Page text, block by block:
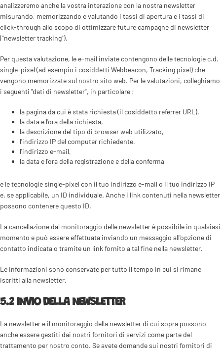
analizzeremo anche la vostra interazione con la nostra newsletter
misurando, memorizzando e valutando i tassi di apertura e i tassi di
click-through allo scopo di ottimizzare future campagne di newsletter
("newsletter tracking").
Per questa valutazione, le e-mail inviate contengono delle tecnologie c.d.
single-pixel (ad esempio i cosiddetti Webbeacon, Tracking pixel) che
vengono memorizzate sul nostro sito web. Per le valutazioni, colleghiamo
i seguenti "dati di newsletter", in particolare :
la pagina da cui è stata richiesta (il cosiddetto referrer URL),
la data e l'ora della richiesta,
la descrizione del tipo di browser web utilizzato,
l'indirizzo IP del computer richiedente,
l'indirizzo e-mail,
la data e l'ora della registrazione e della conferma
e le tecnologie single-pixel con il tuo indirizzo e-mail o il tuo indirizzo IP
e, se applicabile, un ID individuale. Anche i link contenuti nella newsletter
possono contenere questo ID.
La cancellazione dal monitoraggio delle newsletter è possibile in qualsiasi
momento e può essere effettuata inviando un messaggio all'opzione di
contatto indicata o tramite un link fornito a tal fine nella newsletter.
Le informazioni sono conservate per tutto il tempo in cui si rimane
iscritti alla newsletter.
5.2 INVIO DELLA NEWSLETTER
La newsletter e il monitoraggio della newsletter di cui sopra possono
anche essere gestiti dai nostri fornitori di servizi come parte del
trattamento per nostro conto. Se avete domande sui nostri fornitori di